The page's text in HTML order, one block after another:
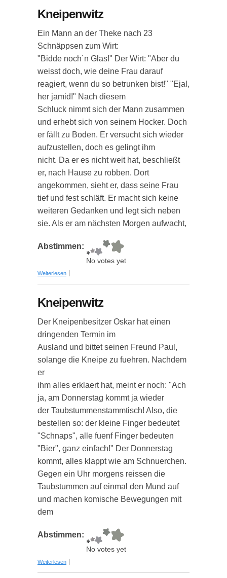
Kneipenwitz
Ein Mann an der Theke nach 23
Schnäppsen zum Wirt:
"Bidde noch´n Glas!" Der Wirt: "Aber du
weisst doch, wie deine Frau darauf
reagiert, wenn du so betrunken bist!" "Ejal,
her jamid!" Nach diesem
Schluck nimmt sich der Mann zusammen
und erhebt sich von seinem Hocker. Doch
er fällt zu Boden. Er versucht sich wieder
aufzustellen, doch es gelingt ihm
nicht. Da er es nicht weit hat, beschließt
er, nach Hause zu robben. Dort
angekommen, sieht er, dass seine Frau
tief und fest schläft. Er macht sich keine
weiteren Gedanken und legt sich neben
sie. Als er am nächsten Morgen aufwacht,
Abstimmen:
No votes yet
Weiterlesen über Kneipenwitz
Kneipenwitz
Der Kneipenbesitzer Oskar hat einen
dringenden Termin im
Ausland und bittet seinen Freund Paul,
solange die Kneipe zu fuehren. Nachdem
er
ihm alles erklaert hat, meint er noch: "Ach
ja, am Donnerstag kommt ja wieder
der Taubstummenstammtisch! Also, die
bestellen so: der kleine Finger bedeutet
"Schnaps", alle fuenf Finger bedeuten
"Bier", ganz einfach!" Der Donnerstag
kommt, alles klappt wie am Schnuerchen.
Gegen ein Uhr morgens reissen die
Taubstummen auf einmal den Mund auf
und machen komische Bewegungen mit
dem
Abstimmen:
No votes yet
Weiterlesen über Kneipenwitz